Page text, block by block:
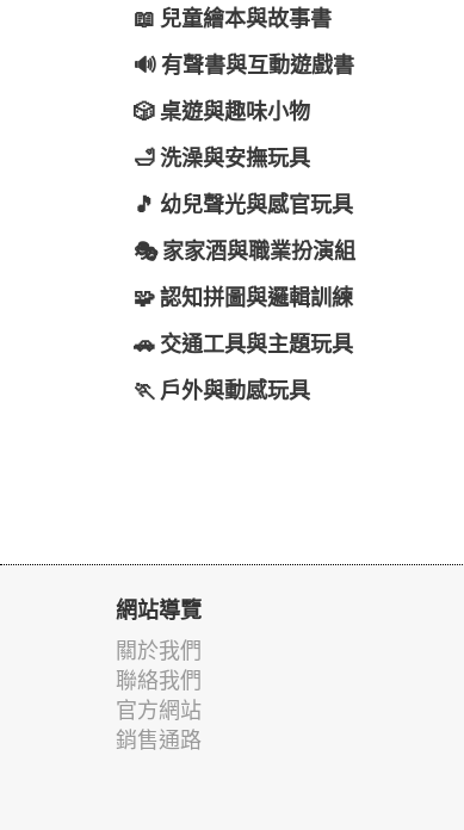
📖 兒童繪本與故事書
🔊 有聲書與互動遊戲書
🎲 桌遊與趣味小物
🛁 洗澡與安撫玩具
🎵 幼兒聲光與感官玩具
🎭 家家酒與職業扮演組
🧩 認知拼圖與邏輯訓練
🚗 交通工具與主題玩具
🏃 戶外與動感玩具
網站導覽
關於我們
聯絡我們
官方網站
銷售通路